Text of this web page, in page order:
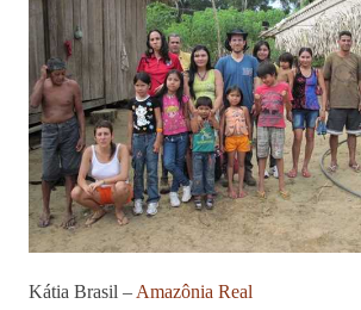
Kátia Brasil – Amazônia Real